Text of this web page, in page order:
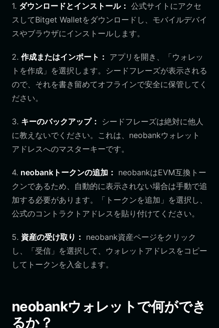
1. ダウンロードとインストール： 公式サイトにアクセ
スしてBitget Walletをダウンロードし、モバイルデバイ
スやブラウザにインストールします。
2. 作成またはインポート： アプリを開き、「ウォレッ
トを作成」を選択します。シードフレーズが表示される
ので、それを書き留めてオフラインで安全に保管してく
ださい。
3. キーのバックアップ：
シードフレーズは絶対に他人
に教えないでください。これは、neobankウォレット
アドレスへのマスターキーです。
4. neobankトークンの追加： neobankはEVM互換トー
クンであるため、自動的に表示されない場合は手動で追
加する必要があります。「トークンを追加」を選択し、
公式のコントラクトアドレスを貼り付けてください。
5. 資産の受け取り： neobank資産ページをクリック
し、「受信」を選択して、ウォレットアドレスをコピー
してトークンを入金します。
neobankウォレットで何ができ
るか？